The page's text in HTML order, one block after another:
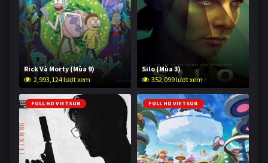
Rick Và Morty (Mùa 9)
2,993,124 lượt xem
Silo (Mùa 3)
352,099 lượt xem
FULL HD VIETSUB FULL HD VIETSUB